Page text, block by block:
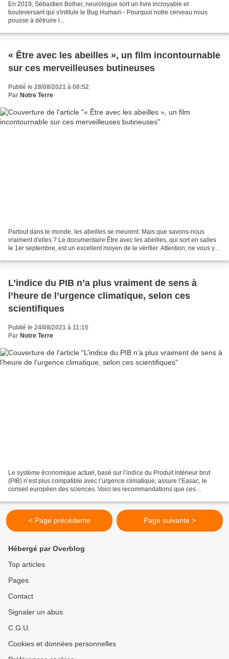
En 2019, Sébastien Bolher, neurologue sort un livre incroyable et
bouleversant qui s'intitule le Bug Humain - Pourquoi notre cerveau nous
pousse à détruire l...
« Être avec les abeilles », un film incontournable
sur ces merveilleuses butineuses
Publié le 28/08/2021 à 08:52
Par Notre Terre
Partout dans le monde, les abeilles se meurent. Mais que savons-nous
vraiment d'elles ? Le documentaire Être avec les abeilles, qui sort en salles
le 1er septembre, est un excellent moyen de le vérifier. Attention, ne vous y
L’indice du PIB n’a plus vraiment de sens à
l’heure de l’urgence climatique, selon ces
scientifiques
Publié le 24/08/2021 à 11:15
Par Notre Terre
Le système économique actuel, basé sur l’indice du Produit intérieur brut
(PIB) n’est plus compatible avec l’urgence climatique, assure l’Easac, le
conseil européen des sciences. Voici les recommandations que ces
< Page précédente Page suivante >
Hébergé par Overblog
Top articles
Pages
Contact
Signaler un abus
C.G.U.
Cookies et données personnelles